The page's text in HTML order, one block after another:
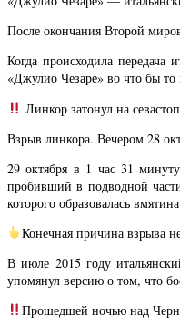
После окончания Второй
Когда происходила
«Джулио Чезаре» во что бы то
Линкор затонул на
Взрыв линкора. Вечером 28
29 октября в 1 час 31
пробивший в подводной
которого образовалась
Конечная причина взрыва
В июле 2015 году
упомянул версию о том, что
Прошедшей ночью над